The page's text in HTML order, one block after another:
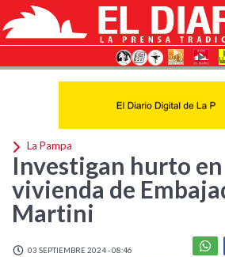
La Pampa
Investigan hurto
vivienda de
Martini
03 SEPTIEMBRE 2024 - 08:46